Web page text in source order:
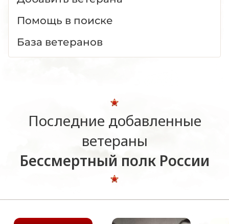
Помощь в поиске
База ветеранов
Последние добавленные
ветераны
Бессмертный полк России